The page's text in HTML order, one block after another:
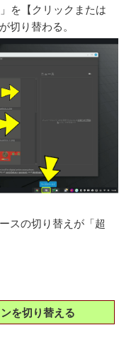
を【クリックまたは
切り替わる。
スの切り替えが「超
を切り替える